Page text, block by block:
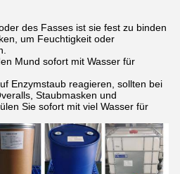
des Fasses ist sie fest zu binden
um Feuchtigkeit oder
Mund sofort mit Wasser für
Enzymstaub reagieren, sollten bei
Staubmasken und
Sie sofort mit viel Wasser für